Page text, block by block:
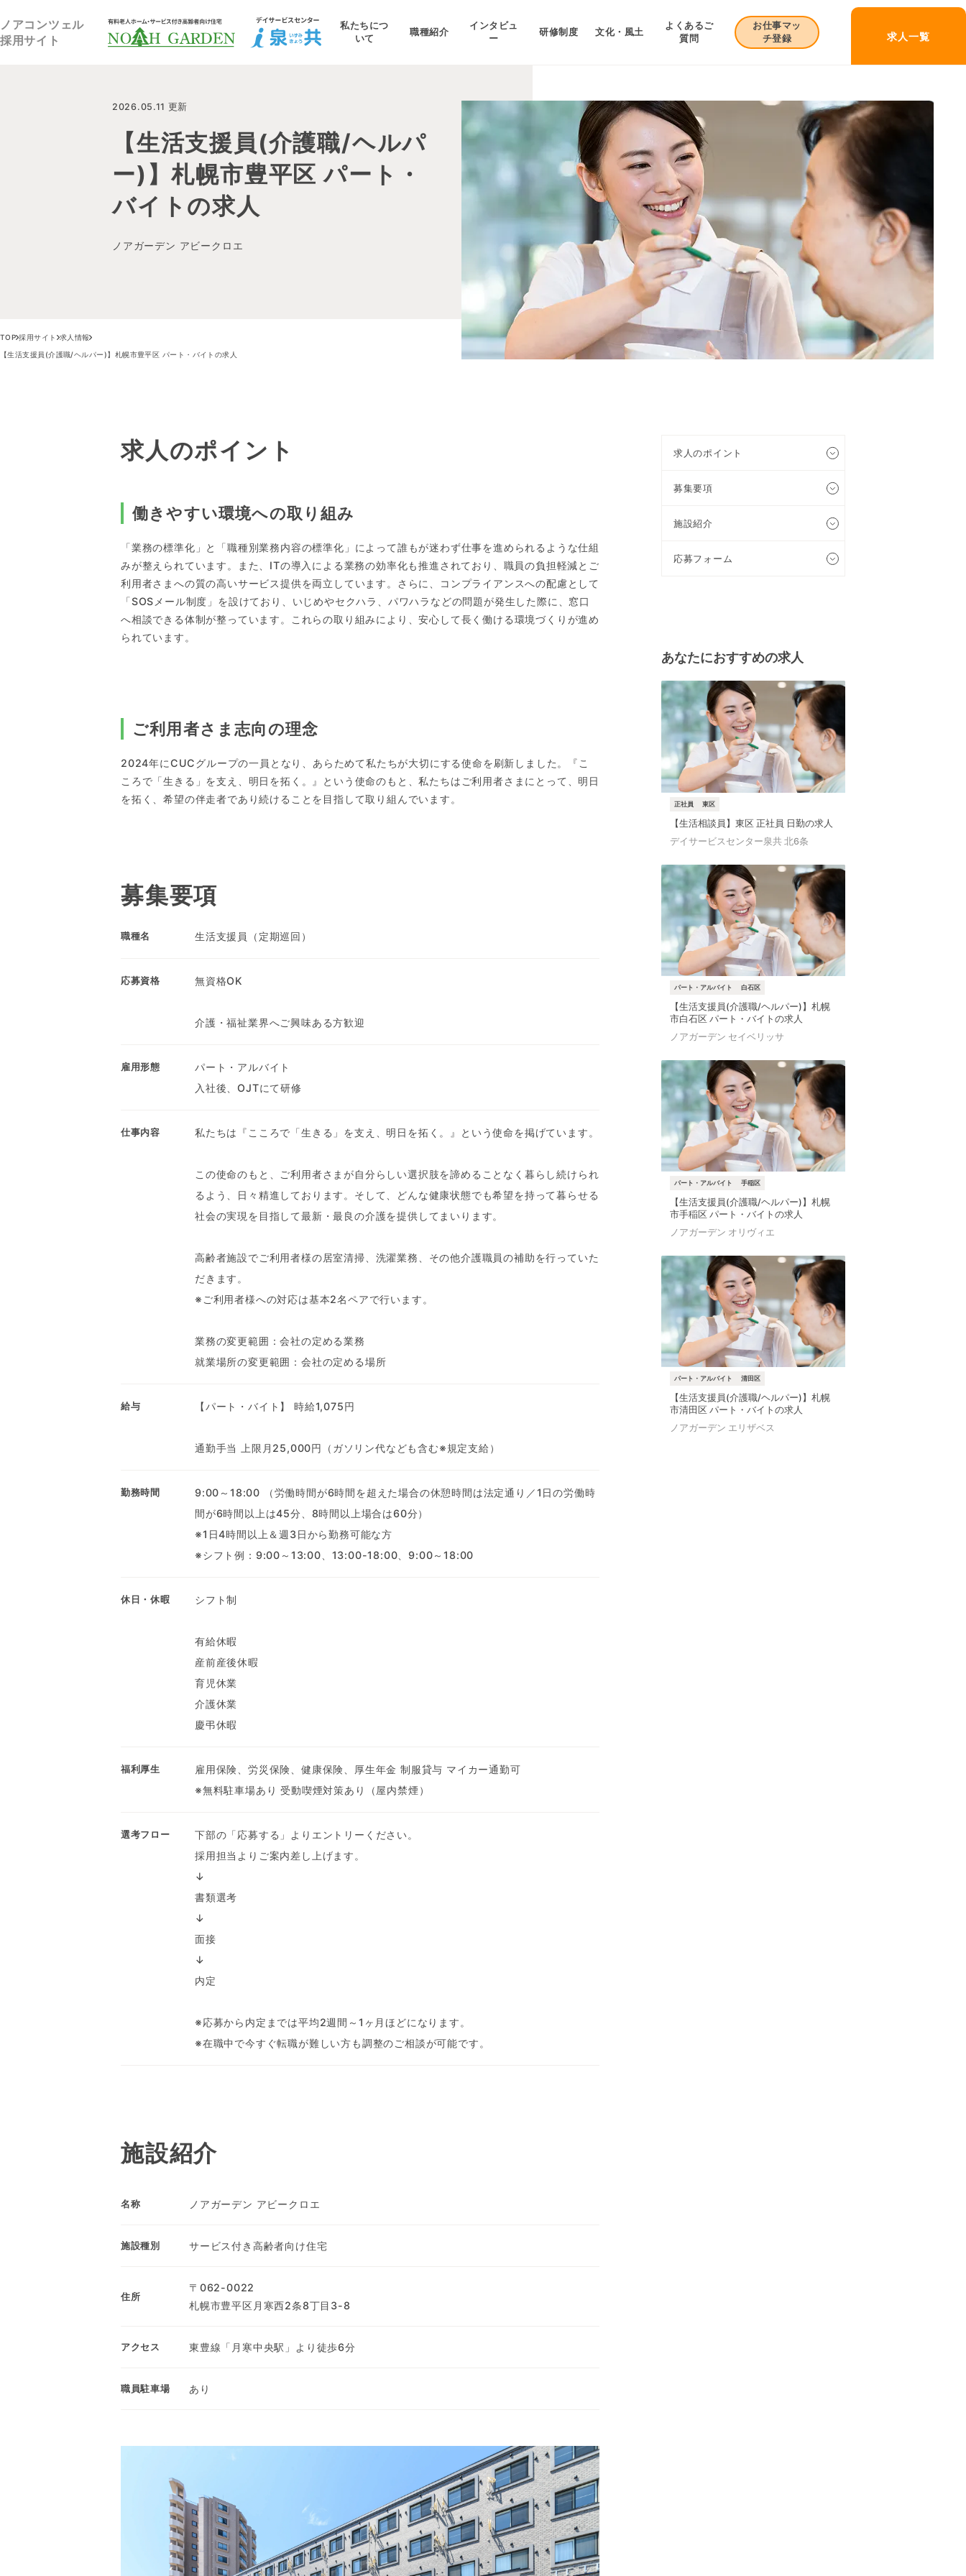
ノアコンツェル
採用サイト
福祉住宅NOAH GARDEN
私たちにつ
いて
職種紹介
インタビュ
ー
研修制度 文化・風土
よくあるご
質問
お仕事マッ
チ登録
求人一覧
2026.05.11 更新
【生活支援員(介護職/ヘルパ
ー)】札幌市豊平区 パート・
バイトの求人
ノアガーデン アビークロエ
TOP 採用サイト 求人情報
【生活支援員(介護職/ヘルパー)】札幌市豊平区 パート・バイトの求人
求人のポイント
働きやすい環境への取り組み
「業務の標準化」と「職種別業務内容の標準化」によって誰もが迷わず仕事を進められるような仕組
みが整えられています。また、ITの導入による業務の効率化も推進されており、職員の負担軽減とご
利用者さまへの質の高いサービス提供を両立しています。さらに、コンプライアンスへの配慮として
「SOSメール制度」を設けており、いじめやセクハラ、パワハラなどの問題が発生した際に、窓口
へ相談できる体制が整っています。これらの取り組みにより、安心して長く働ける環境づくりが進め
られています。
ご利用者さま志向の理念
2024年にCUCグループの一員となり、あらためて私たちが大切にする使命を刷新しました。『こ
ころで「生きる」を支え、明日を拓く。』という使命のもと、私たちはご利用者さまにとって、明日
を拓く、希望の伴走者であり続けることを目指して取り組んでいます。
募集要項
職種名 生活支援員（定期巡回）
応募資格 無資格OK
介護・福祉業界へご興味ある方歓迎
雇用形態
パート・アルバイト
入社後、OJTにて研修
仕事内容 私たちは『こころで「生きる」を支え、明日を拓く。』という使命を掲げています。
この使命のもと、ご利用者さまが自分らしい選択肢を諦めることなく暮らし続けられ
るよう、日々精進しております。そして、どんな健康状態でも希望を持って暮らせる
社会の実現を目指して最新・最良の介護を提供してまいります。
高齢者施設でご利用者様の居室清掃、洗濯業務、その他介護職員の補助を行っていた
だきます。
※ご利用者様への対応は基本2名ペアで行います。
業務の変更範囲：会社の定める業務
就業場所の変更範囲：会社の定める場所
給与 【パート・バイト】 時給1,075円
通勤手当 上限月25,000円（ガソリン代なども含む※規定支給）
勤務時間
9:00～18:00 （労働時間が6時間を超えた場合の休憩時間は法定通り／1日の労働時
間が6時間以上は45分、8時間以上場合は60分）
※1日4時間以上＆週3日から勤務可能な方
※シフト例：9:00～13:00、13:00-18:00、9:00～18:00
休日・休暇 シフト制
有給休暇
産前産後休暇
育児休業
介護休業
慶弔休暇
福利厚生
雇用保険、労災保険、健康保険、厚生年金 制服貸与 マイカー通勤可
※無料駐車場あり 受動喫煙対策あり（屋内禁煙）
選考フロー
下部の「応募する」よりエントリーください。
採用担当よりご案内差し上げます。
↓
書類選考
↓
面接
↓
内定
※応募から内定までは平均2週間～1ヶ月ほどになります。
※在職中で今すぐ転職が難しい方も調整のご相談が可能です。
施設紹介
名称 ノアガーデン アビークロエ
施設種別 サービス付き高齢者向け住宅
住所
〒062-0022
札幌市豊平区月寒西2条8丁目3-8
アクセス 東豊線「月寒中央駅」より徒歩6分
職員駐車場 あり
求人のポイント
募集要項
施設紹介
応募フォーム
あなたにおすすめの求人
正社員 東区
【生活相談員】東区 正社員 日勤の求人
デイサービスセンター泉共 北6条
パート・アルバイト 白石区
【生活支援員(介護職/ヘルパー)】札幌
市白石区 パート・バイトの求人
ノアガーデン セイベリッサ
パート・アルバイト 手稲区
【生活支援員(介護職/ヘルパー)】札幌
市手稲区 パート・バイトの求人
ノアガーデン オリヴィエ
パート・アルバイト 清田区
【生活支援員(介護職/ヘルパー)】札幌
市清田区 パート・バイトの求人
ノアガーデン エリザベス